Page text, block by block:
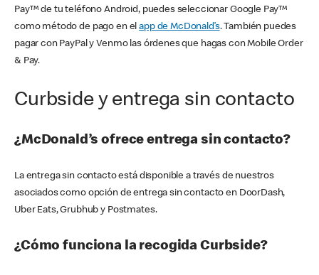
Pay™ de tu teléfono Android, puedes seleccionar Google Pay™
como método de pago en elapp de McDonald’s. También puedes
pagar con PayPal y Venmo las órdenes que hagas con Mobile Order
& Pay.
Curbside y entrega sin contacto
¿McDonald’s ofrece entrega sin contacto?
La entrega sin contacto está disponible a través de nuestros
asociados como opción de entrega sin contacto en DoorDash,
Uber Eats, Grubhub y Postmates.
¿Cómo funciona la recogida Curbside?